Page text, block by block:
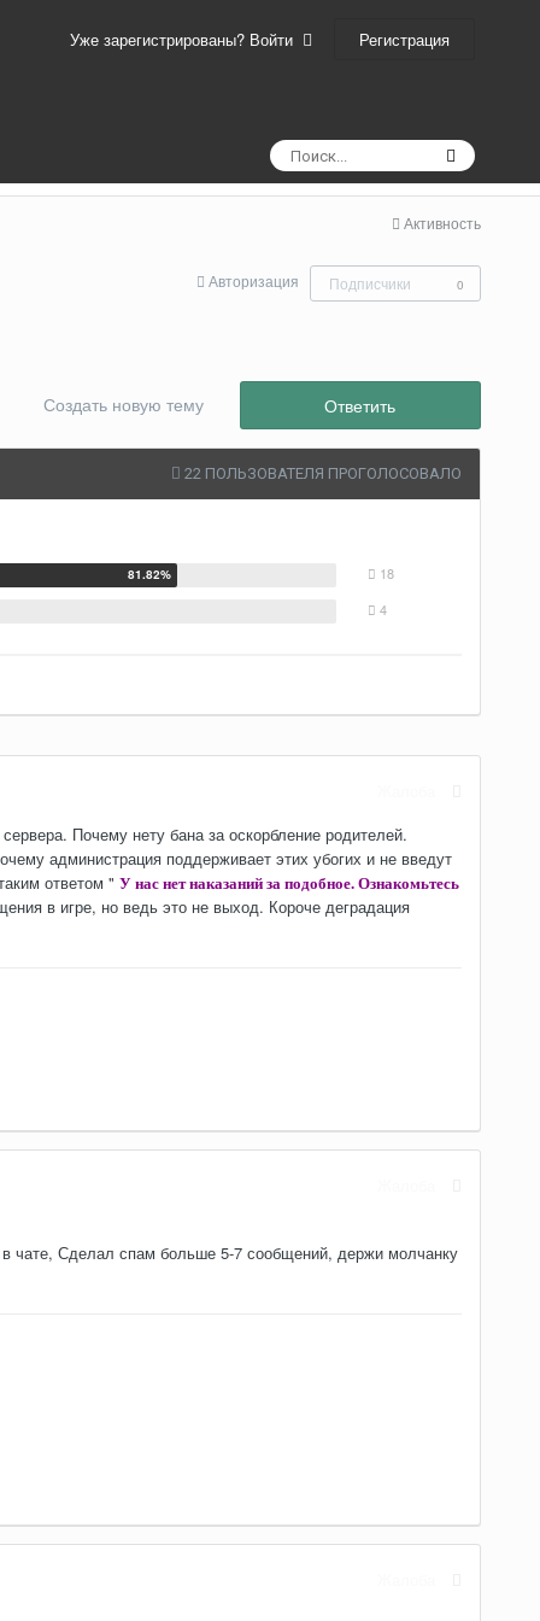
Уже зарегистрированы? Войти Регистрация
Активность
Авторизация Подписчики 0
Ответить
Создать новую тему
22 ПОЛЬЗОВАТЕЛЯ ПРОГОЛОСОВАЛО
18
4
Почему нету бана за оскорбление родителей.
администрация поддерживает этих убогих и не введут
ответом " У нас нет наказаний за подобное. Ознакомьтесь
в игре, но ведь это не выход. Короче деградация
чате, Сделал спам больше 5-7 сообщений, держи молчанку